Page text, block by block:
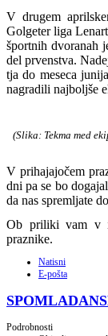
V drugem
Golgeter liga
športnih dvoranah
del prvenstva.
tja do meseca
nagradili najboljše
(Slika: Tekma med
V prihajajočem
dni pa se bo
da nas spremljate
Ob priliki vam v
praznike.
Natisni
E-pošta
Podrobnosti